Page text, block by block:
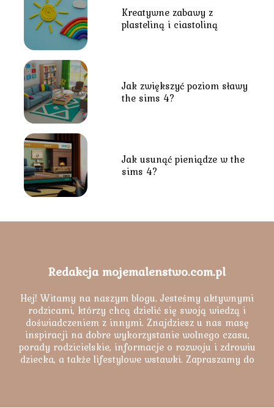
Kreatywne zabawy z
plasteliną i ciastoliną
Jak zwiększyć poziom sławy
the sims 4?
Jak usunąć pieniądze w the
sims 4?
Redakcja mojemalenstwo.com.pl
Hej! Witamy na naszym blogu. Jesteśmy aktywnymi
rodzicami, którzy chcą dzielić się swoją wiedzą i
doświadczeniem z innymi. Znajdziesz u nas masę
inspiracji na dobre wykorzystanie wolnego czasu,
porady rodzicielskie, informacje o rozwoju i zdrowiu
dziecka, a także lifestylowe wstawki. Zapraszamy do